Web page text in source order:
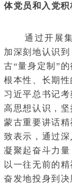
体党员和入党积
通过开展
加深刻地认识
古“量身定制”
根本性、长期
习近平总书记
高思想认识，
蒙古重要讲话
致表示，通过深
凝聚起奋斗力量
以一往无前的
奋发地投身到决